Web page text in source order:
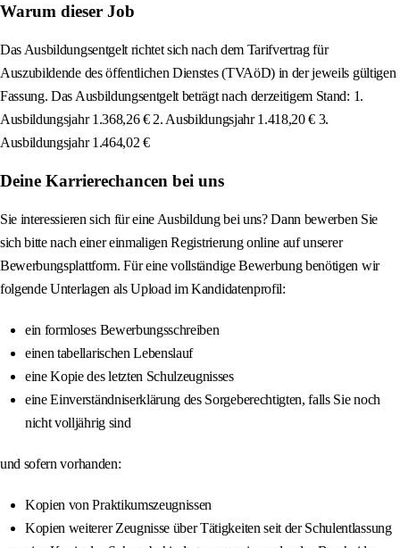
Warum dieser Job
Das Ausbildungsentgelt richtet sich nach dem Tarifvertrag für
Auszubildende des öffentlichen Dienstes (TVAöD) in der jeweils gültigen
Fassung. Das Ausbildungsentgelt beträgt nach derzeitigem Stand: 1.
Ausbildungsjahr 1.368,26 € 2. Ausbildungsjahr 1.418,20 € 3.
Ausbildungsjahr 1.464,02 €
Deine Karrierechancen bei uns
Sie interessieren sich für eine Ausbildung bei uns? Dann bewerben Sie
sich bitte nach einer einmaligen Registrierung online auf unserer
Bewerbungsplattform. Für eine vollständige Bewerbung benötigen wir
folgende Unterlagen als Upload im Kandidatenprofil:
ein formloses Bewerbungsschreiben
einen tabellarischen Lebenslauf
eine Kopie des letzten Schulzeugnisses
eine Einverständniserklärung des Sorgeberechtigten, falls Sie noch
nicht volljährig sind
und sofern vorhanden:
Kopien von Praktikumszeugnissen
Kopien weiterer Zeugnisse über Tätigkeiten seit der Schulentlassung